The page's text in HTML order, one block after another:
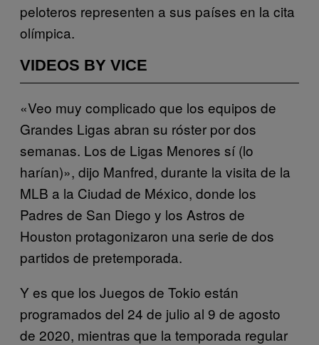
peloteros representen a sus países en la cita
olímpica.
VIDEOS BY VICE
«Veo muy complicado que los equipos de
Grandes Ligas abran su róster por dos
semanas. Los de Ligas Menores sí (lo
harían)», dijo Manfred, durante la visita de la
MLB a la Ciudad de México, donde los
Padres de San Diego y los Astros de
Houston protagonizaron una serie de dos
partidos de pretemporada.
Y es que los Juegos de Tokio están
programados del 24 de julio al 9 de agosto
de 2020, mientras que la temporada regular